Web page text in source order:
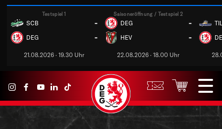
Testspiel 1
SCB -
DEG -
21.08.2026 · 19.30 Uhr
Saisoneröffnung / Testspiel 2
DEG -
HEV -
22.08.2026 · 18.00 Uhr
TIL